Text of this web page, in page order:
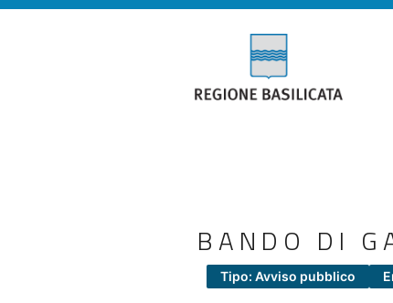
BANDO DI
Tipo: Avviso pubblico